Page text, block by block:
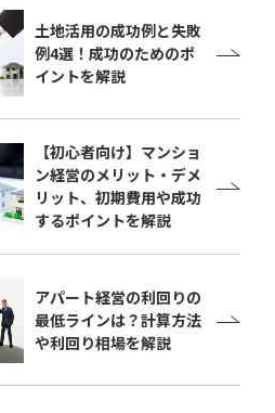
土地活用の成功例と失敗
例4選！成功のためのポ
イントを解説
【初心者向け】マンショ
ン経営のメリット・デメ
リット、初期費用や成功
するポイントを解説
アパート経営の利回りの
最低ラインは？計算方法
や利回り相場を解説